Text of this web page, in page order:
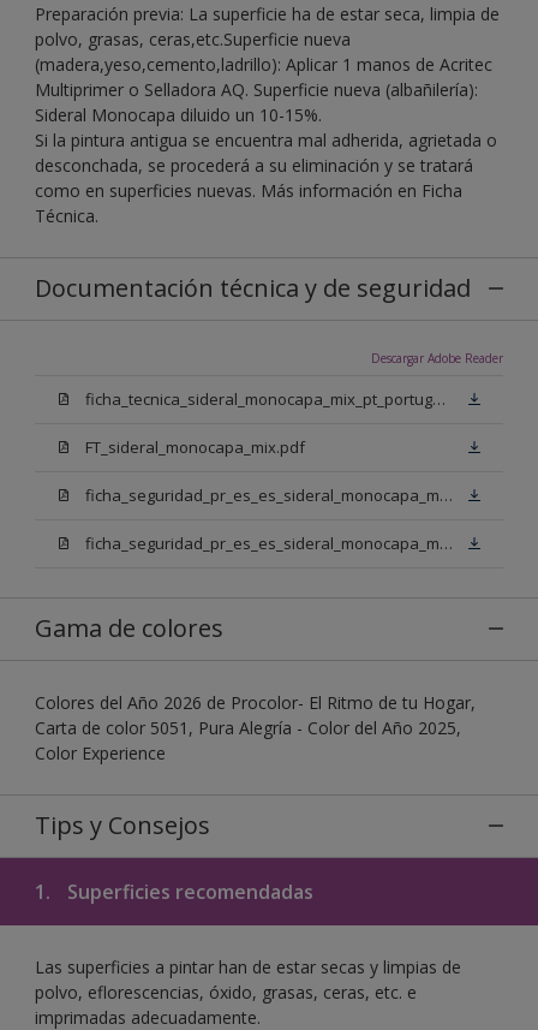
Preparación previa: La superficie ha de estar seca, limpia de
polvo, grasas, ceras,etc.Superficie nueva
(madera,yeso,cemento,ladrillo): Aplicar 1 manos de Acritec
Multiprimer o Selladora AQ. Superficie nueva (albañilería):
Sideral Monocapa diluido un 10-15%.
Si la pintura antigua se encuentra mal adherida, agrietada o
desconchada, se procederá a su eliminación y se tratará
como en superficies nuevas. Más información en Ficha
Técnica.
Documentación técnica y de seguridad
Descargar Adobe Reader
ficha_tecnica_sideral_monocapa_mix_pt_portugal.pdf
FT_sideral_monocapa_mix.pdf
ficha_seguridad_pr_es_es_sideral_monocapa_mix_bn.pdf
ficha_seguridad_pr_es_es_sideral_monocapa_mix_bb.pdf
Gama de colores
Colores del Año 2026 de Procolor- El Ritmo de tu Hogar,
Carta de color 5051, Pura Alegría - Color del Año 2025,
Color Experience
Tips y Consejos
1. Superficies recomendadas
Las superficies a pintar han de estar secas y limpias de
polvo, eflorescencias, óxido, grasas, ceras, etc. e
imprimadas adecuadamente.